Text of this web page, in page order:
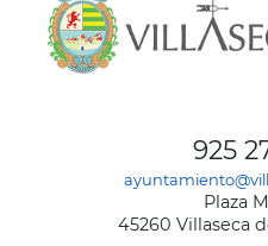
925
Plaza
45260 Villaseca